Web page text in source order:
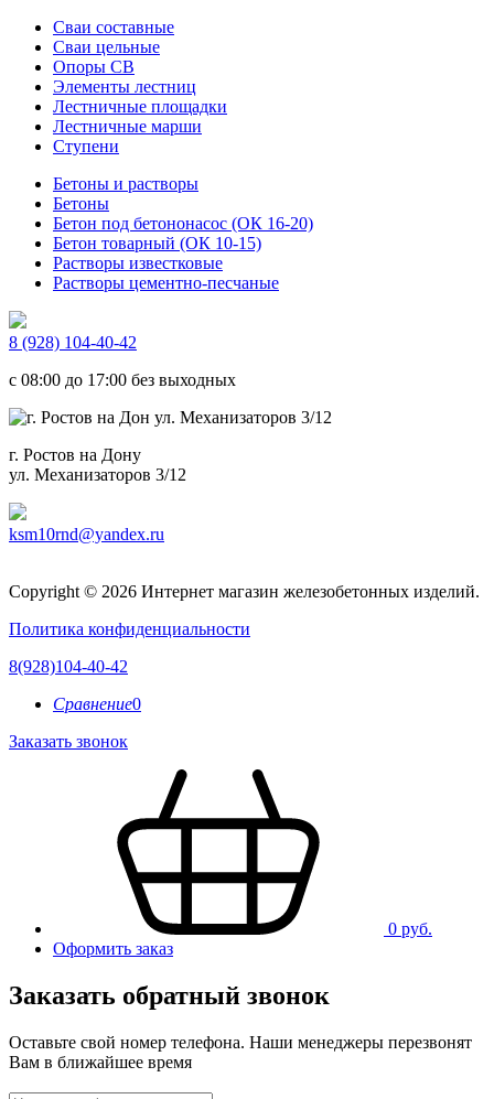
Сваи составные
Сваи цельные
Опоры СВ
Элементы лестниц
Лестничные площадки
Лестничные марши
Ступени
Бетоны и растворы
Бетоны
Бетон под бетононасос (ОК 16-20)
Бетон товарный (ОК 10-15)
Растворы известковые
Растворы цементно-песчаные
8 (928) 104-40-42
c 08:00 до 17:00 без выходных
г. Ростов на Дону
ул. Механизаторов 3/12
ksm10rnd@yandex.ru
Copyright © 2026 Интернет магазин железобетонных изделий.
Политика конфиденциальности
8(928)104-40-42
Сравнение0
Заказать звонок
0 руб.
Оформить заказ
Заказать обратный звонок
Оставьте свой номер телефона. Наши менеджеры перезвонят
Вам в ближайшее время